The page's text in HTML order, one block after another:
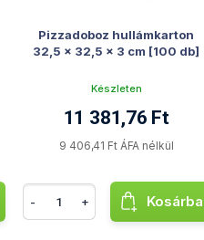
Pizzadoboz hullámkarton
32,5 x 32,5 x 3 cm [100 db]
Készleten
11 381,76 Ft
9 406,41 Ft ÁFA nélkül
- + Kosárba